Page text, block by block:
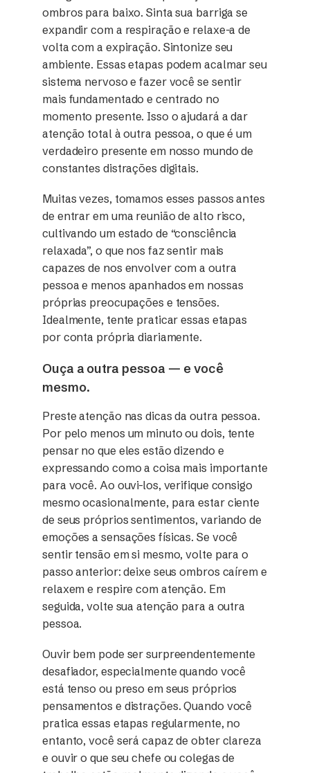
ombros para baixo. Sinta sua barriga se
expandir com a respiração e relaxe-a de
volta com a expiração. Sintonize seu
ambiente. Essas etapas podem acalmar seu
sistema nervoso e fazer você se sentir
mais fundamentado e centrado no
momento presente. Isso o ajudará a dar
atenção total à outra pessoa, o que é um
verdadeiro presente em nosso mundo de
constantes distrações digitais.
Muitas vezes, tomamos esses passos antes
de entrar em uma reunião de alto risco,
cultivando um estado de “consciência
relaxada”, o que nos faz sentir mais
capazes de nos envolver com a outra
pessoa e menos apanhados em nossas
próprias preocupações e tensões.
Idealmente, tente praticar essas etapas
por conta própria diariamente.
Ouça a outra pessoa — e você
mesmo.
Preste atenção nas dicas da outra pessoa.
Por pelo menos um minuto ou dois, tente
pensar no que eles estão dizendo e
expressando como a coisa mais importante
para você. Ao ouvi-los, verifique consigo
mesmo ocasionalmente, para estar ciente
de seus próprios sentimentos, variando de
emoções a sensações físicas. Se você
sentir tensão em si mesmo, volte para o
passo anterior: deixe seus ombros caírem e
relaxem e respire com atenção. Em
seguida, volte sua atenção para a outra
pessoa.
Ouvir bem pode ser surpreendentemente
desafiador, especialmente quando você
está tenso ou preso em seus próprios
pensamentos e distrações. Quando você
pratica essas etapas regularmente, no
entanto, você será capaz de obter clareza
e ouvir o que seu chefe ou colegas de